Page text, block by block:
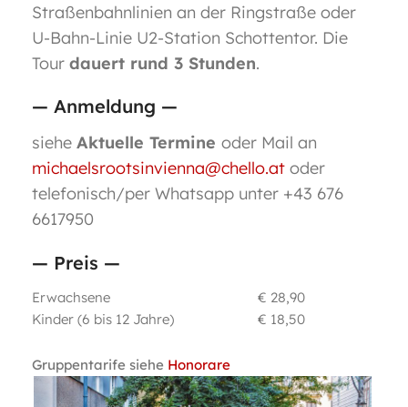
Straßenbahnlinien an der Ringstraße oder
U-Bahn-Linie U2-Station Schottentor. Die
Tour dauert rund 3 Stunden.
— Anmeldung —
siehe Aktuelle Termine oder Mail an
michaelsrootsinvienna@chello.at oder
telefonisch/per Whatsapp unter +43 676
6617950
— Preis —
Erwachsene
€ 28,90
Kinder (6 bis 12 Jahre)
€ 18,50
Gruppentarife siehe Honorare